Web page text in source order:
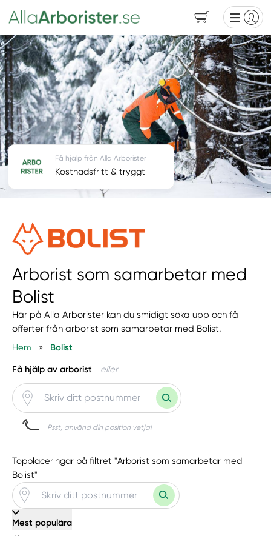
Arborist som samarbetar med
Bolist
Här på Alla Arborister kan du smidigt söka upp och få
offerter från arborist som samarbetar med Bolist.
Hem
» Bolist
Få hjälp av arborist eller
Psst, använd din position vetja!
Få hjälp från Alla Arborister
Kostnadsfritt & tryggt
Topplaceringar på filtret "Arborist som samarbetar med
Bolist"
Mest populära